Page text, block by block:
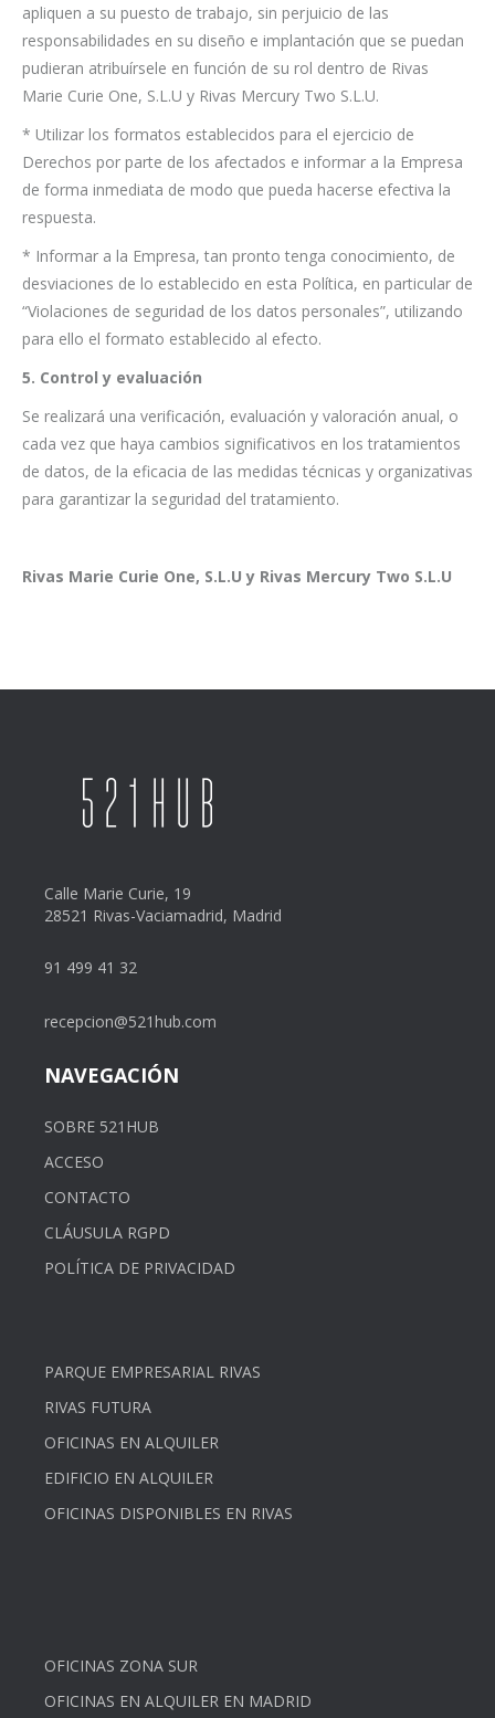
apliquen a su puesto de trabajo, sin perjuicio de las
responsabilidades en su diseño e implantación que se puedan
pudieran atribuírsele en función de su rol dentro de Rivas
Marie Curie One, S.L.U y Rivas Mercury Two S.L.U.
* Utilizar los formatos establecidos para el ejercicio de
Derechos por parte de los afectados e informar a la Empresa
de forma inmediata de modo que pueda hacerse efectiva la
respuesta.
* Informar a la Empresa, tan pronto tenga conocimiento, de
desviaciones de lo establecido en esta Política, en particular de
“Violaciones de seguridad de los datos personales”, utilizando
para ello el formato establecido al efecto.
5. Control y evaluación
Se realizará una verificación, evaluación y valoración anual, o
cada vez que haya cambios significativos en los tratamientos
de datos, de la eficacia de las medidas técnicas y organizativas
para garantizar la seguridad del tratamiento.
Rivas Marie Curie One, S.L.U y Rivas Mercury Two S.L.U
Calle Marie Curie, 19
28521 Rivas-Vaciamadrid, Madrid
91 499 41 32
recepcion@521hub.com
NAVEGACIÓN
SOBRE 521HUB
ACCESO
CONTACTO
CLÁUSULA RGPD
POLÍTICA DE PRIVACIDAD
PARQUE EMPRESARIAL RIVAS
RIVAS FUTURA
OFICINAS EN ALQUILER
EDIFICIO EN ALQUILER
OFICINAS DISPONIBLES EN RIVAS
OFICINAS ZONA SUR
OFICINAS EN ALQUILER EN MADRID